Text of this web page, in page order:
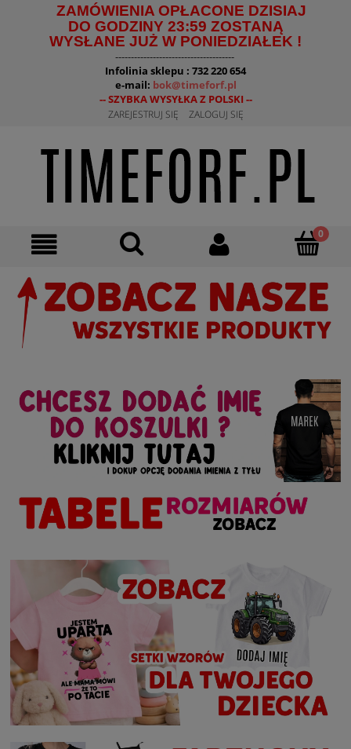
ZAMÓWIENIA OPŁACONE DZISIAJ
DO GODZINY 23:59 ZOSTANĄ
WYSŁANE JUŻ W PONIEDZIAŁEK !
--------------------------------------
Infolinia sklepu : 732 220 654
e-mail: bok@timeforf.pl
-- SZYBKA WYSYŁKA Z POLSKI --
ZAREJESTRUJ SIĘ ZALOGUJ SIĘ